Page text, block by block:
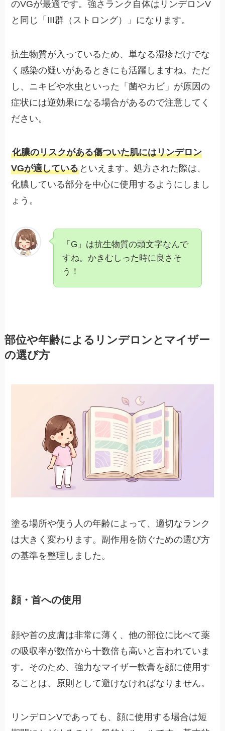
のVGが最適です。強さランク自体はリンデロンV
と同じ「III群（ストロング）」になります。
抗生物質が入っているため、単なる湿疹だけでな
く感染の疑いがあるときにも活躍しますね。ただ
し、ニキビや水虫といった「菌やカビ」が原因の
症状には逆効果になる場合があるので注意してく
ださい。
化膿のリスクがある傷ついた肌にはリンデロン
VGが適している といえます。処方された際は、
化膿している部分を中心に使用するようにしまし
ょう。
「G」は抗生物質の頭文字なんで
すね。かきむしった時に良さそ
う！
部位や年齢によるリンデロンとマイザー
の選び方
塗る場所や使う人の年齢によって、適切なランク
は大きく変わります。副作用を防ぐための選び方
の基準を整理しました。
顔・首への使用
顔や首の皮膚は非常に薄く、他の部位に比べて薬
の吸収率が数倍から十数倍も高いと言われていま
す。そのため、強力なマイザー軟膏を顔に使用す
ることは、原則として避けなければなりません。
リンデロンVであっても、顔に使用する場合は短